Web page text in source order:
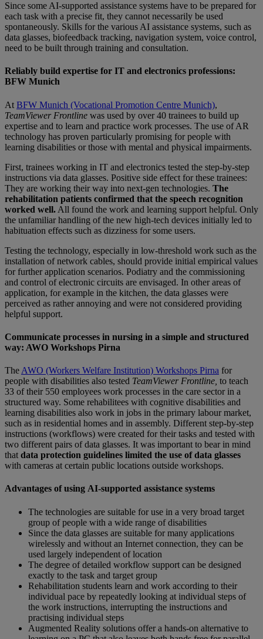
Since some AI-supported assistance systems have to be prepared for
each task with a precise fit, they cannot necessarily be used
spontaneously. Skills for the various AI assistance systems, such as
data glasses, biofeedback tracking, navigation system, voice control,
need to be built through training and consultation.
Reliably build expertise for IT and electronics professions:
BFW Munich
At BFW Munich (Vocational Promotion Centre Munich),
TeamViewer Frontline was used by over 40 trainees to build up
expertise and to learn and practice work processes. The use of AR
technology has proven particularly promising for people with
learning disabilities or those with mental and physical impairments.
First, trainees working in IT and electronics tested the step-by-step
instructions via data glasses. Positive side effect for these trainees:
They are working their way into next-gen technologies. The
rehabilitation patients confirmed that the speech recognition
worked well. All found the work and learning support helpful. Only
the unfamiliar handling of the new high-tech devices initially led to
habituation effects such as dizziness for some users.
Testing the technology, especially in low-threshold work such as the
installation of network cables, should provide initial empirical values
for further application scenarios. Podiatry and the commissioning
and control of electronic circuits are envisaged. In other areas of
application, for example in the kitchen, the data glasses were
perceived as rather annoying and were not considered providing
helpful support.
Communicate processes in nursing in a simple and structured
way: AWO Workshops Pirna
The AWO (Workers Welfare Institution) Workshops Pirna for
people with disabilities also tested TeamViewer Frontline, to teach
33 of their 550 employees work processes in the care sector in a
structured way. Some rehabilitees with cognitive disabilities and
learning disabilities also work in jobs in the primary labour market,
such as in residential homes and in assembly. Different step-by-step
instructions (workflows) were created for their tasks and tested with
two different pairs of data glasses. It was important to bear in mind
that data protection guidelines limited the use of data glasses
with cameras at certain public locations outside workshops.
Advantages of using AI-supported assistance systems
The technologies are suitable for use in a very broad target
group of people with a wide range of disabilities
Since the data glasses are suitable for many applications
wirelessly and without an Internet connection, they can be
used largely independent of location
The degree of detailed workflow support can be designed
exactly to the task and target group
Rehabilitation students learn and work according to their
individual pace by repeatedly looking at individual steps of
the work instructions, interrupting the instructions and
practising individual steps
Augmented Reality solutions offer a hands-on alternative to